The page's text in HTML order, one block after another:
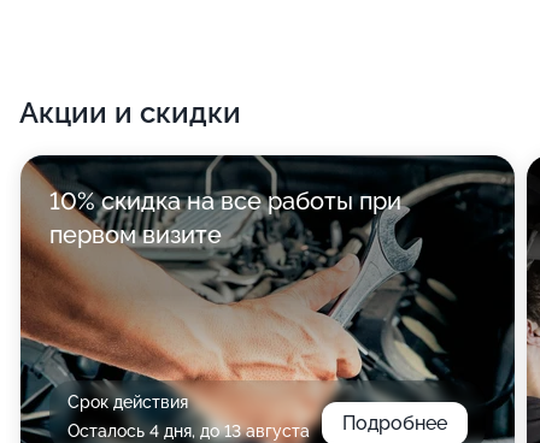
Акции и скидки
10% скидка на все работы при
первом визите
Срок действия
Осталось 4 дня, до 13 августа
Подробнее